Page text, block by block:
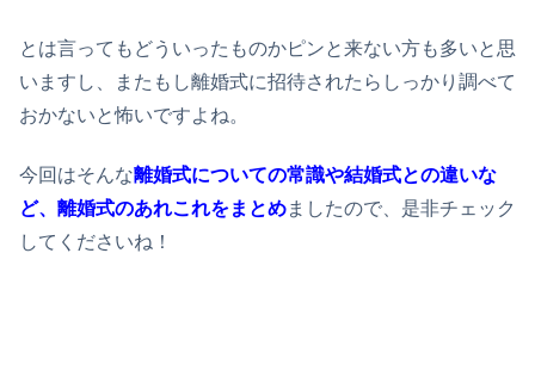
とは言ってもどういったものかピンと来ない方も多いと思
いますし、またもし離婚式に招待されたらしっかり調べて
おかないと怖いですよね。
今回はそんな離婚式についての常識や結婚式との違いな
ど、離婚式のあれこれをまとめましたので、是非チェック
してくださいね！